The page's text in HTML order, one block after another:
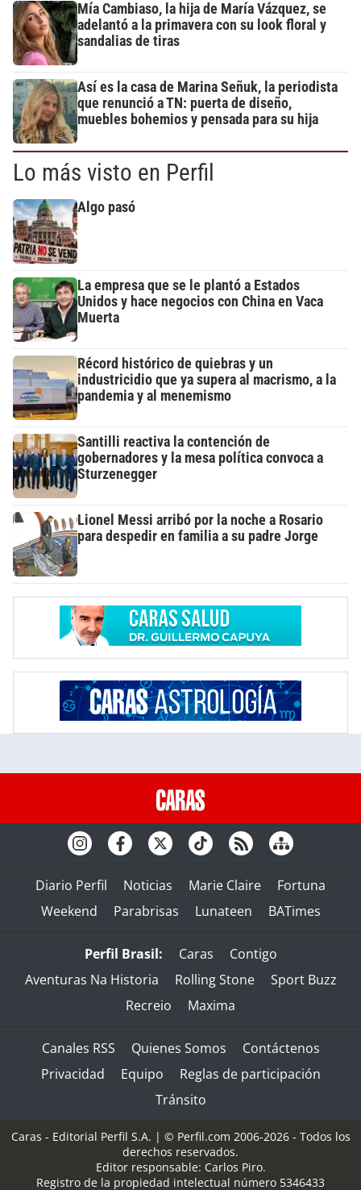
Mía Cambiaso, la hija de María Vázquez, se
adelantó a la primavera con su look floral y
sandalias de tiras
Así es la casa de Marina Señuk, la periodista
que renunció a TN: puerta de diseño,
muebles bohemios y pensada para su hija
Lo más visto en Perfil
Algo pasó
La empresa que se le plantó a Estados
Unidos y hace negocios con China en Vaca
Muerta
Récord histórico de quiebras y un
industricidio que ya supera al macrismo, a la
pandemia y al menemismo
Santilli reactiva la contención de
gobernadores y la mesa política convoca a
Sturzenegger
Lionel Messi arribó por la noche a Rosario
para despedir en familia a su padre Jorge
Diario Perfil Noticias Marie Claire
Fortuna
Weekend
Parabrisas Lunateen BATimes
Perfil Brasil: Caras
Contigo
Aventuras Na Historia
Rolling Stone
Sport Buzz
Recreio
Maxima
Canales RSS Quienes Somos
Contáctenos
Privacidad
Equipo
Reglas de participación
Tránsito
Caras - Editorial Perfil S.A. | © Perfil.com 2006-2026 - Todos los
derechos reservados.
Editor responsable: Carlos Piro.
Registro de la propiedad intelectual número 5346433